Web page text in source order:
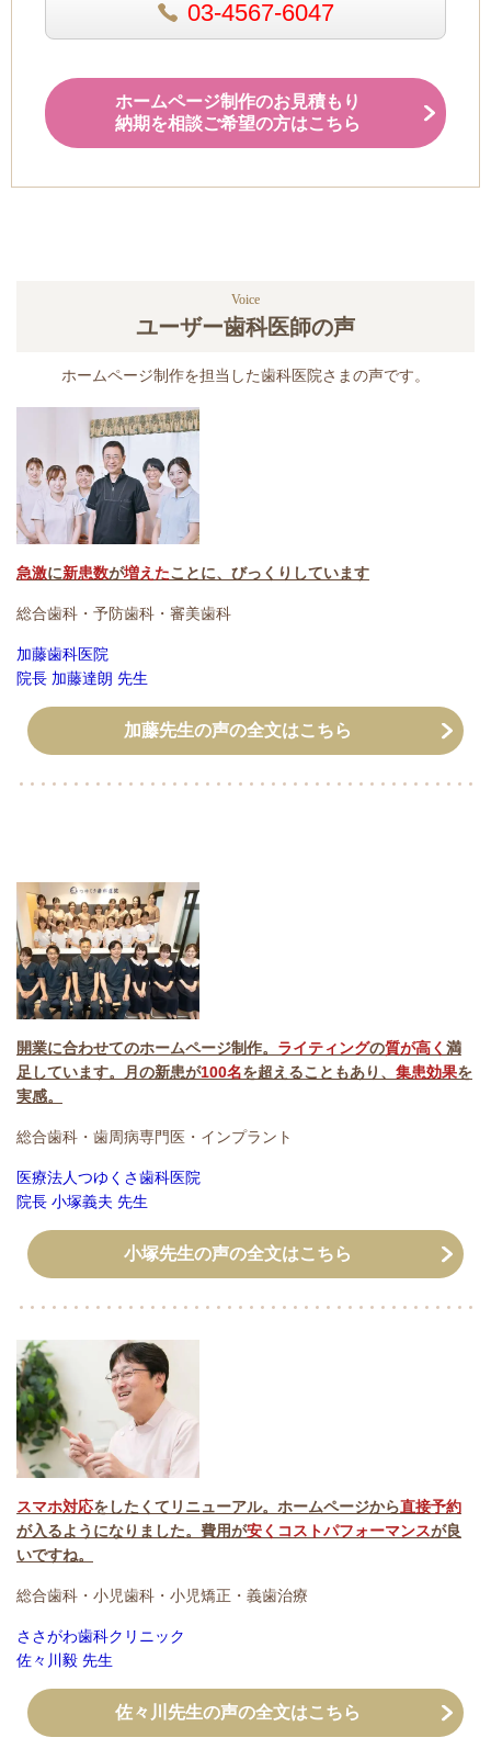
03-4567-6047
ホームページ制作のお見積もり
納期を相談ご希望の方はこちら
Voice
ユーザー歯科医師の声
ホームページ制作を担当した歯科医院さまの声です。
急激に新患数が増えたことに、びっくりしています
総合歯科・予防歯科・審美歯科
加藤歯科医院
院長 加藤達朗 先生
加藤先生の声の全文はこちら
開業に合わせてのホームページ制作。 ライティングの質が高く 満
足しています。月の新患が100名を超えることもあり、 集患効果を
実感。
総合歯科・歯周病専門医・インプラント
医療法人つゆくさ歯科医院
院長 小塚義夫 先生
小塚先生の声の全文はこちら
スマホ対応をしたくてリニューアル。ホームページから直接予約
が入るようになりました。費用が安くコストパフォーマンスが良
いですね。
総合歯科・小児歯科・小児矯正・義歯治療
ささがわ歯科クリニック
佐々川毅 先生
佐々川先生の声の全文はこちら